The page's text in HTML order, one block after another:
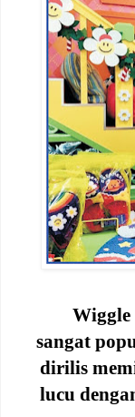
Wiggle
sangat
dirilis
lucu